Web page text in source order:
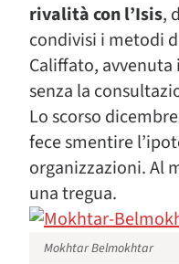
rivalità con l’Isis,
condivisi i metodi
Califfato,
senza la
Lo scorso
fece smentire
organizzazioni. Al
una tregua.
Mokhtar Belmokhtar